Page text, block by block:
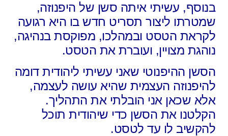
בנוסף, עשיתי איתה סשן של היפנוזה,
שמטרתו ליצור תסריט חדש בו היא רגועה
לקראת הטסט ובמהלכו, מפוקסת בנהיגה,
נוהגת מצויין, ועוברת את הטסט.
הסשן ההיפנוטי שאני עשיתי ליהודית דומה
להיפנוזה העצמית שהיא עושה לעצמה,
אלא שכאן אני הובלתי את התהליך.
הקלטנו את הסשן כדי שיהודית תוכל
להקשיב לו עד לטסט.